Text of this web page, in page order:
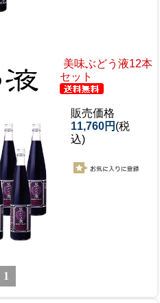
美味ぶどう液12本
セット
販売価格
11,760円 (税
込)
1